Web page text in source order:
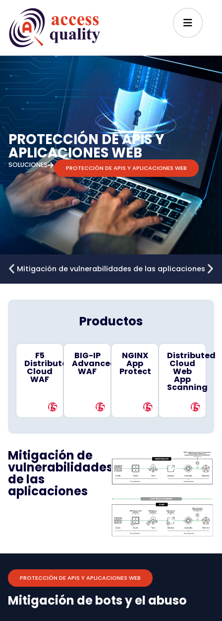
PROTECCIÓN DE APIS Y
APLICACIONES WEB
SOLUCIONES PROTECCIÓN DE APIS Y APLICACIONES WEB
Mitigación de vulnerabilidades de las aplicaciones
Productos
F5
Distributed
Cloud
WAF
BIG-IP
Advanced
WAF
NGINX
App
Protect
Distributed
Cloud
Web
App
Scanning
Mitigación de
vulnerabilidades
de las
aplicaciones
PROTECCIÓN DE APIS Y APLICACIONES WEB
Mitigación de bots y el abuso